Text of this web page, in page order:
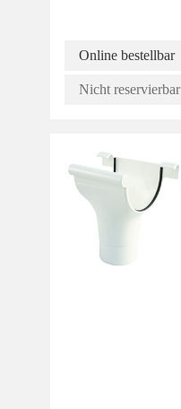
Online bestellbar
Nicht reservierbar